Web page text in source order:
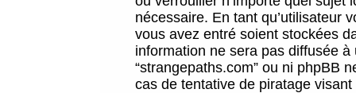
nécessaire. En tant qu’utilisateur
vous avez entré soient stockées
information ne sera pas diffusée
“strangepaths.com” ou ni phpBB
cas de tentative de piratage